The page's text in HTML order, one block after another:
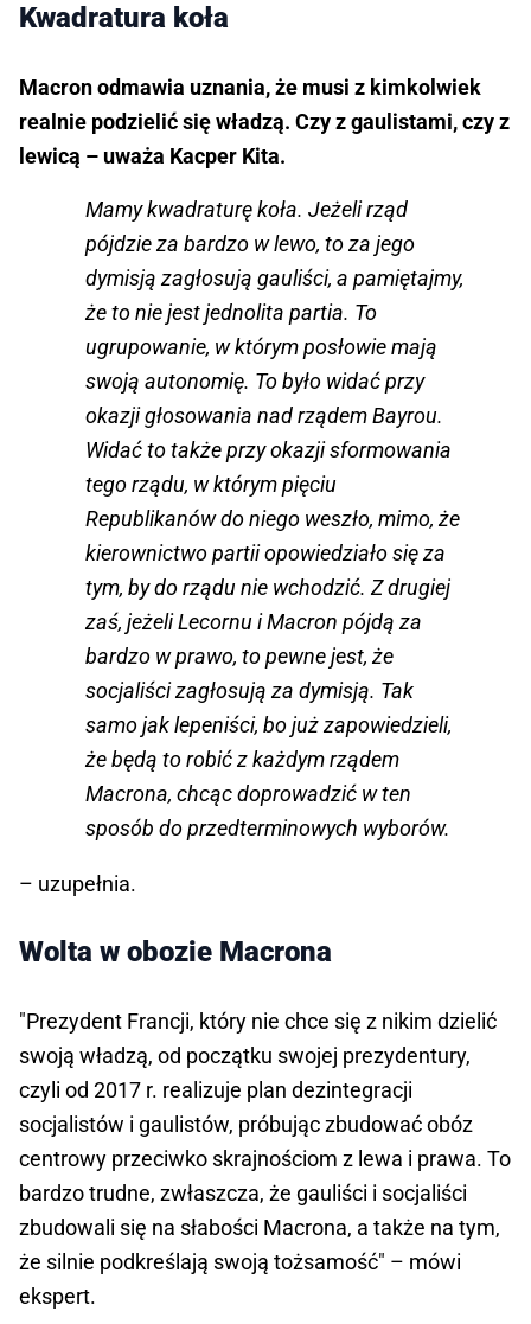
Kwadratura koła
Macron odmawia uznania, że musi z kimkolwiek
realnie podzielić się władzą. Czy z gaulistami, czy z
lewicą – uważa Kacper Kita.
Mamy kwadraturę koła. Jeżeli rząd
pójdzie za bardzo w lewo, to za jego
dymisją zagłosują gauliści, a pamiętajmy,
że to nie jest jednolita partia. To
ugrupowanie, w którym posłowie mają
swoją autonomię. To było widać przy
okazji głosowania nad rządem Bayrou.
Widać to także przy okazji sformowania
tego rządu, w którym pięciu
Republikanów do niego weszło, mimo, że
kierownictwo partii opowiedziało się za
tym, by do rządu nie wchodzić. Z drugiej
zaś, jeżeli Lecornu i Macron pójdą za
bardzo w prawo, to pewne jest, że
socjaliści zagłosują za dymisją. Tak
samo jak lepeniści, bo już zapowiedzieli,
że będą to robić z każdym rządem
Macrona, chcąc doprowadzić w ten
sposób do przedterminowych wyborów.
– uzupełnia.
Wolta w obozie Macrona
"Prezydent Francji, który nie chce się z nikim dzielić
swoją władzą, od początku swojej prezydentury,
czyli od 2017 r. realizuje plan dezintegracji
socjalistów i gaulistów, próbując zbudować obóz
centrowy przeciwko skrajnościom z lewa i prawa. To
bardzo trudne, zwłaszcza, że gauliści i socjaliści
zbudowali się na słabości Macrona, a także na tym,
że silnie podkreślają swoją tożsamość" – mówi
ekspert.